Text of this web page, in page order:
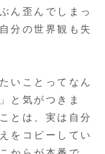
ん歪んでしまっ
分の世界観も失
いことってなん
と気がつきま
とは、実は自分
をコピーしてい